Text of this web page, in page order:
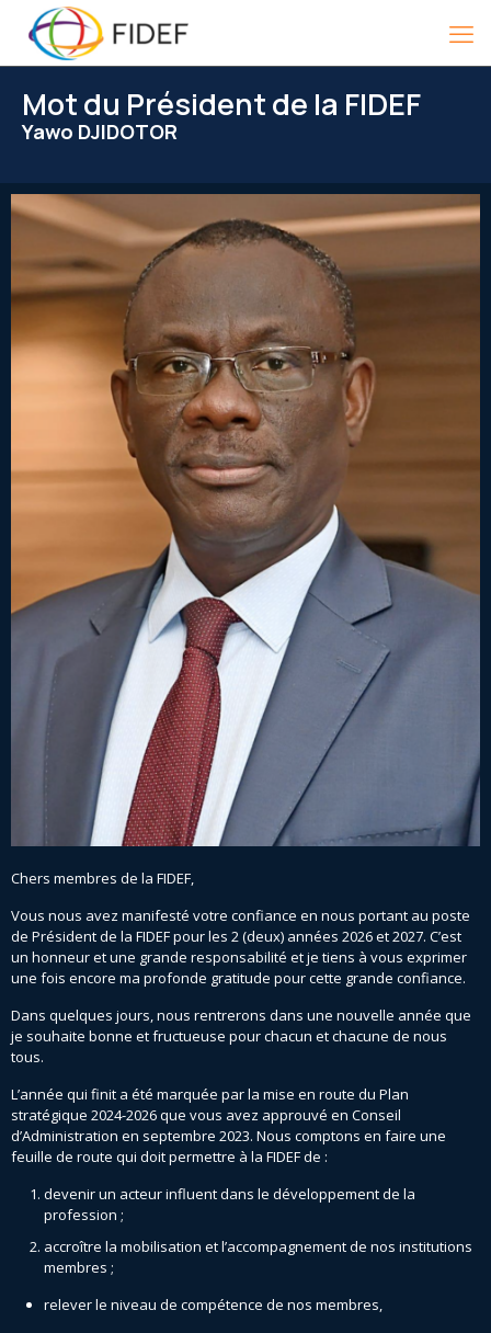
Mot du Président de la FIDEF
Yawo DJIDOTOR
Chers membres de la FIDEF,
Vous nous avez manifesté votre confiance en nous portant au poste
de Président de la FIDEF pour les 2 (deux) années 2026 et 2027. C’est
un honneur et une grande responsabilité et je tiens à vous exprimer
une fois encore ma profonde gratitude pour cette grande confiance.
Dans quelques jours, nous rentrerons dans une nouvelle année que
je souhaite bonne et fructueuse pour chacun et chacune de nous
tous.
L’année qui finit a été marquée par la mise en route du Plan
stratégique 2024-2026 que vous avez approuvé en Conseil
d’Administration en septembre 2023. Nous comptons en faire une
feuille de route qui doit permettre à la FIDEF de :
devenir un acteur influent dans le développement de la
profession ;
accroître la mobilisation et l’accompagnement de nos institutions
membres ;
relever le niveau de compétence de nos membres,